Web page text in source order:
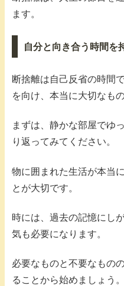
ます。
自分と向き合う時間を
断捨離は自己反省の時間
を向け、本当に大切なも
まずは、静かな部屋でゆ
り返ってみてください。
物に囲まれた生活が本当
とが大切です。
時には、過去の記憶にし
気も必要になります。
必要なものと不要なもの
ることから始めましょう。